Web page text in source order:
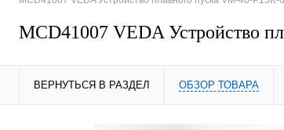
MCD41007 VEDA Устройство
ВЕРНУТЬСЯ В РАЗДЕЛ ОБЗОР ТОВАРА